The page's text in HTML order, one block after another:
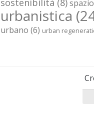
urbanistica
urbano (6) urban